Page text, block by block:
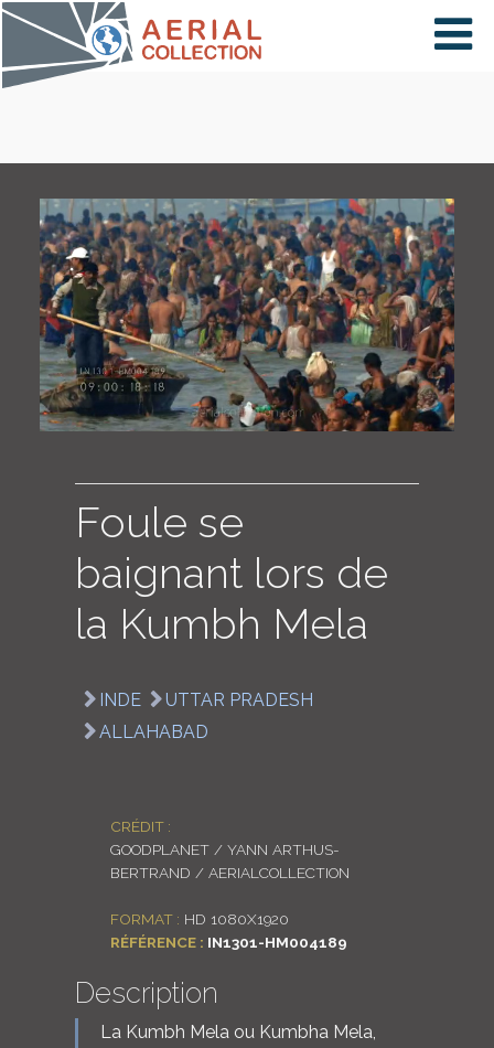
×
PAYS
CARTE
COLLECTIONS
ENGLISH
Foule se
baignant lors de
la Kumbh Mela
INDE
UTTAR PRADESH
ALLAHABAD
CRÉDIT :
GOODPLANET / YANN ARTHUS-
BERTRAND / AERIALCOLLECTION
FORMAT : HD 1080X1920
RÉFÉRENCE : IN1301-HM004189
Description
La Kumbh Mela ou Kumbha Mela,